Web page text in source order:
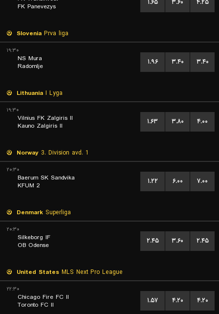
FK Panevezys
۱.۶۵ ۳.۶۰ ۴.۲۵
Slovenia Prva liga
۱۹:۳۰
NS Mura
Radomlje
۱.۹۶ ۳.۴۰ ۳.۴۰
Lithuania I Lyga
۱۹:۳۰
Vilnius FK Zalgiris II
Kauno Zalgiris II
۱.۶۳ ۳.۸۰ ۴.۰۰
Norway 3. Division avd. 1
۲۰:۳۰
Baerum SK Sandvika
KFUM 2
۱.۲۲ ۶.۰۰ ۷.۰۰
Denmark Superliga
۲۰:۳۰
Silkeborg IF
OB Odense
۲.۴۵ ۳.۶۰ ۲.۴۵
United States MLS Next Pro League
۲۲:۳۰
Chicago Fire FC II
Toronto FC II
۱.۵۷ ۴.۲۰ ۴.۲۰